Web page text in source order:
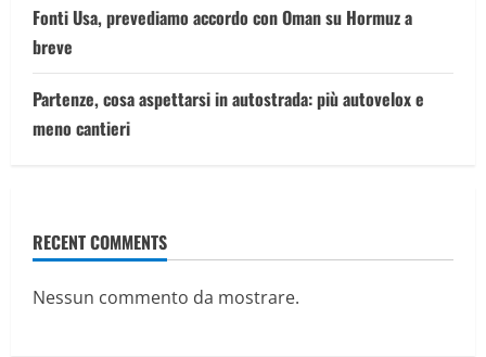
Fonti Usa, prevediamo accordo con Oman su Hormuz a
breve
Partenze, cosa aspettarsi in autostrada: più autovelox e
meno cantieri
RECENT COMMENTS
Nessun commento da mostrare.